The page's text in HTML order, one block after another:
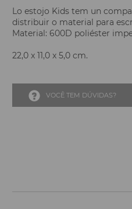
Lo estojo Kids tem un
distribuir o material para
Material: 600D poliéster
22,0 x 11,0 x 5,0 cm.
VOCÊ TEM DÚVIDAS?